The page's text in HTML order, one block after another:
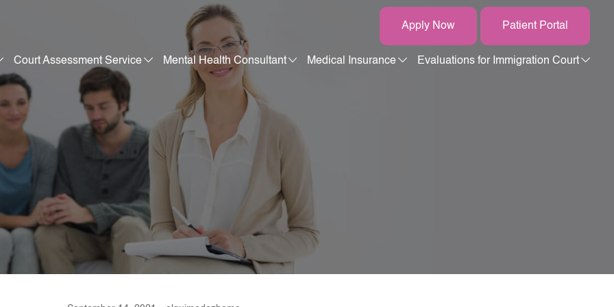
Court Assessment Service Mental Health Consultant Medical Insurance Evaluations for Immigration Court
Apply Now Patient Portal